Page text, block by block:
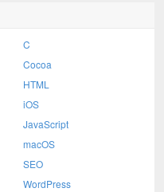
C
Cocoa
HTML
iOS
JavaScript
macOS
SEO
WordPress